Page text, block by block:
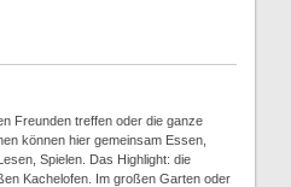
Freunden treffen oder die ganze
können hier gemeinsam Essen,
Spielen. Das Highlight: die
Kachelofen. Im großen Garten oder